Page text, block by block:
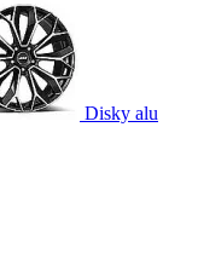
Disky alu